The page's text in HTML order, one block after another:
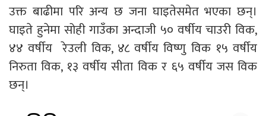
उक्त बाढीमा परि अन्य छ जना घाइतेसमेत भएका छन्।
घाइते हुनेमा सोही गाउँका अन्दाजी ५० वर्षीय चाउरी विक,
४४ वर्षीय रेउली विक, ४८ वर्षीय विष्णु विक १५ वर्षीय
निरुता विक, १३ वर्षीय सीता विक र ६५ वर्षीय जस विक
छन्।